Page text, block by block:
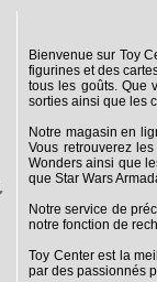
Bienvenue sur Toy
figurines et des
tous les goûts. Que
sorties ainsi que les
Notre magasin en
Vous retrouverez
Wonders ainsi que
que Star Wars
Notre service de
notre fonction de
Toy Center est la
par des passionnés